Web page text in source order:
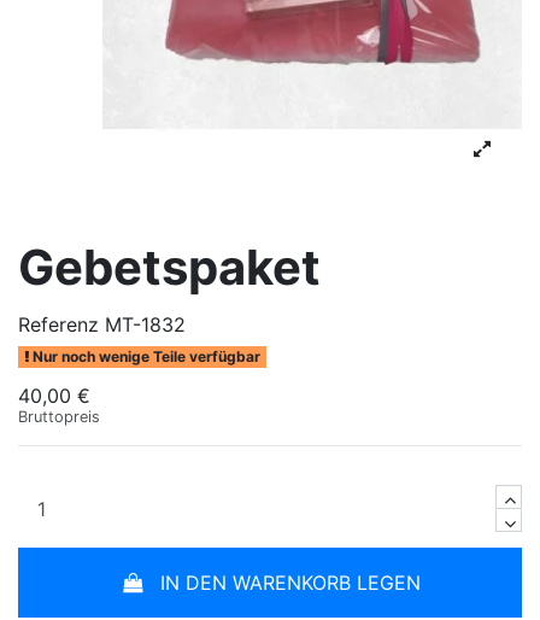
Gebetspaket
Referenz MT-1832
Nur noch wenige Teile verfügbar
40,00 €
Bruttopreis
IN DEN WARENKORB LEGEN